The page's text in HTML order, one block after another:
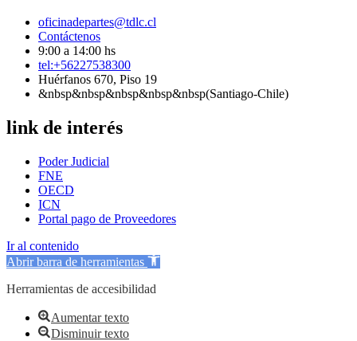
oficinadepartes@tdlc.cl
Contáctenos
9:00 a 14:00 hs
tel:+56227538300
Huérfanos 670, Piso 19
&nbsp&nbsp&nbsp&nbsp&nbsp(Santiago-Chile)
link de interés
Poder Judicial
FNE
OECD
ICN
Portal pago de Proveedores
Ir al contenido
Abrir barra de herramientas
Herramientas de accesibilidad
Aumentar texto
Disminuir texto